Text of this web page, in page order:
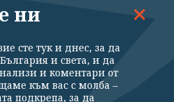
КАЛЕЙДОСКОП
ни
сте тук и днес, за да
и света, и да
и коментари от
към вас с молба –
подкрепа, за да